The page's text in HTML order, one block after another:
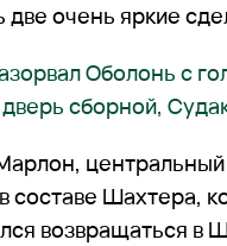
две очень яркие
Оболонь с
дверь сборной,
составе Шахтера,
возвращаться в